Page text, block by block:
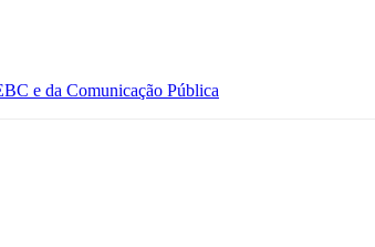
e da Comunicação Pública